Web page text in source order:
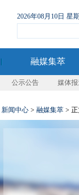
2026年08月10日 星
融媒集萃
公示公告 媒体
新闻中心 > 融媒集萃 >